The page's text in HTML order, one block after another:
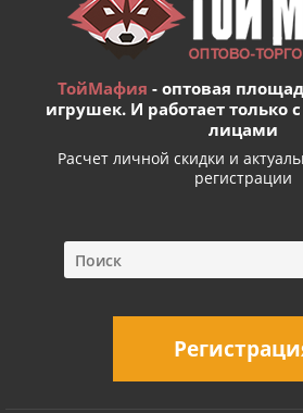
ТойМафия - оптовая
игрушек. И работает только
лицами
Расчет личной скидки и
регистрации